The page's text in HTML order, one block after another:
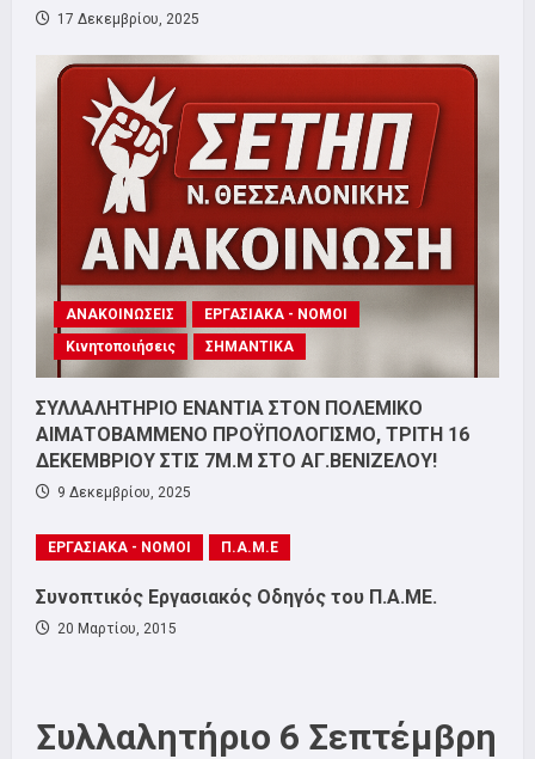
17 Δεκεμβρίου, 2025
ΑΝΑΚΟΙΝΩΣΕΙΣ
ΕΡΓΑΣΙΑΚΑ - ΝΟΜΟΙ
Κινητοποιήσεις
ΣΗΜΑΝΤΙΚΑ
ΣΥΛΛΑΛΗΤΗΡΙΟ ΕΝΑΝΤΙΑ ΣΤΟΝ ΠΟΛΕΜΙΚΟ
ΑΙΜΑΤΟΒΑΜΜΕΝΟ ΠΡΟΫΠΟΛΟΓΙΣΜΟ, ΤΡΙΤΗ 16
ΔΕΚΕΜΒΡΙΟΥ ΣΤΙΣ 7Μ.Μ ΣΤΟ ΑΓ.ΒΕΝΙΖΕΛΟΥ!
9 Δεκεμβρίου, 2025
ΕΡΓΑΣΙΑΚΑ - ΝΟΜΟΙ Π.Α.Μ.Ε
Συνοπτικός Εργασιακός Οδηγός του Π.Α.ΜΕ.
20 Μαρτίου, 2015
Συλλαλητήριο 6 Σεπτέμβρη